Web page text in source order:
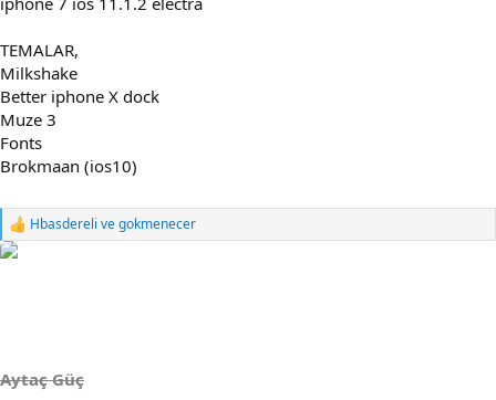
TEMALAR,
Milkshake
Better iphone X dock
Muze 3
Fonts
Brokmaan (ios10)
R
e
:
Hbasdereli vegokmenecer
Aytaç Güç